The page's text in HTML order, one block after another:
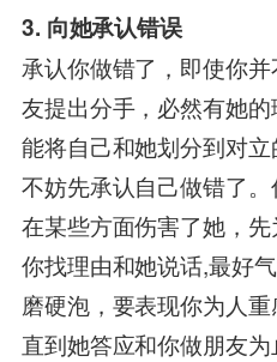
3. 向她承认错误
承认你做错了，即使你
友提出分手，必然有她
能将自己和她划分到对立
不妨先承认自己做错了
在某些方面伤害了她，先
你找理由和她说话,最好
磨硬泡，要表现你为人
直到她答应和你做朋友为